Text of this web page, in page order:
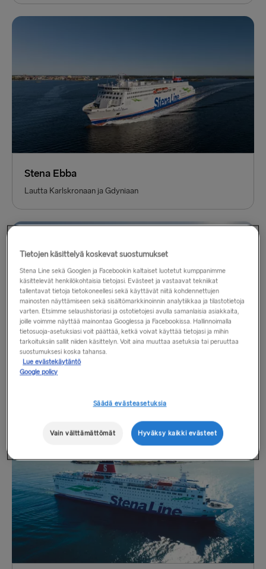
Stena Ebba
Lautta Karlskronaan ja Gdyniaan
Stena Estelle
Tietojen käsittelyä koskevat suostumukset
Stena Line sekä Googlen ja Facebookin kaltaiset luotetut kumppanimme
käsittelevät henkilökohtaisia tietojasi. Evästeet ja vastaavat tekniikat
tallentavat tietoja tietokoneellesi sekä käyttävät niitä kohdennettujen
mainosten näyttämiseen sekä sisältömarkkinoinnin analytiikkaa ja tilastotietoja
varten. Etsimme selaushistoriasi ja ostotietojesi avulla samanlaisia asiakkaita,
joille voimme näyttää mainontaa Googlessa ja Facebookissa. Hallinnoimalla
tietosuoja-asetuksiasi voit päättää, ketkä voivat käyttää tietojasi ja mihin
tarkoituksiin sallit niiden käsittelyn. Voit aina muuttaa asetuksia tai peruuttaa
suostumuksesi koska tahansa.
Lue evästekäytäntö
Google policy
Säädä evästeasetuksia
Vain välttämättömät Hyväksy kaikki evästeet